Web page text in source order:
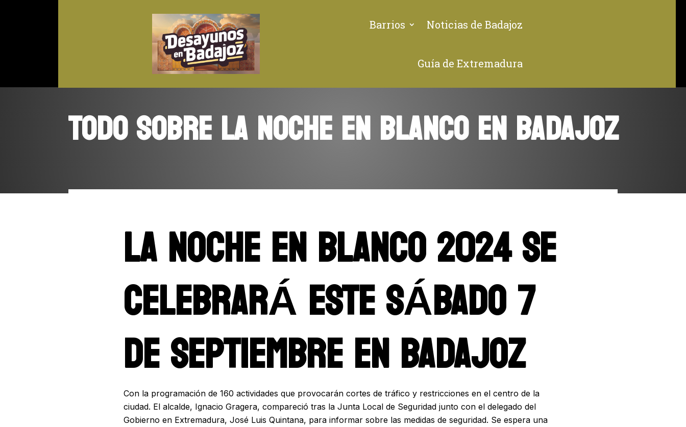
Barrios Noticias de Badajoz
Guía de Extremadura
TODO SOBRE LA NOCHE EN BLANCO EN BADAJOZ
LA NOCHE EN BLANCO 2024 SE
CELEBRARÁ ESTE SÁBADO 7
DE SEPTIEMBRE EN BADAJOZ
Con la programación de 160 actividades que provocarán cortes de tráfico y restricciones en el centro de la
ciudad. El alcalde, Ignacio Gragera, compareció tras la Junta Local de Seguridad junto con el delegado del
Gobierno en Extremadura, José Luis Quintana, para informar sobre las medidas de seguridad. Se espera una